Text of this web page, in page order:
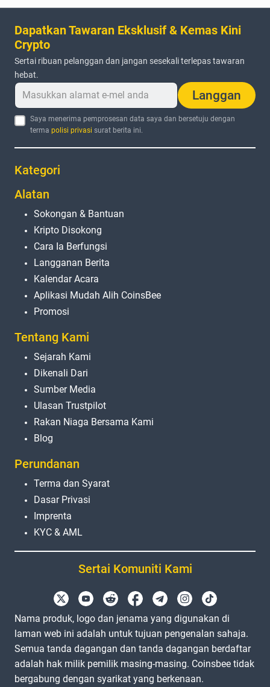
Dapatkan Tawaran Eksklusif & Kemas Kini
Crypto
Sertai ribuan pelanggan dan jangan sesekali terlepas tawaran
hebat.
Langgan
Saya menerima pemprosesan data saya dan bersetuju dengan
termapolisi privasi surat berita ini.
Kategori
Alatan
Sokongan & Bantuan
Kripto Disokong
Cara Ia Berfungsi
Langganan Berita
Kalendar Acara
Aplikasi Mudah Alih CoinsBee
Promosi
Tentang Kami
Sejarah Kami
Dikenali Dari
Sumber Media
Ulasan Trustpilot
Rakan Niaga Bersama Kami
Blog
Perundanan
Terma dan Syarat
Dasar Privasi
Imprenta
KYC & AML
Sertai Komuniti Kami
Nama produk, logo dan jenama yang digunakan di
laman web ini adalah untuk tujuan pengenalan sahaja.
Semua tanda dagangan dan tanda dagangan berdaftar
adalah hak milik pemilik masing-masing. Coinsbee tidak
bergabung dengan syarikat yang berkenaan.